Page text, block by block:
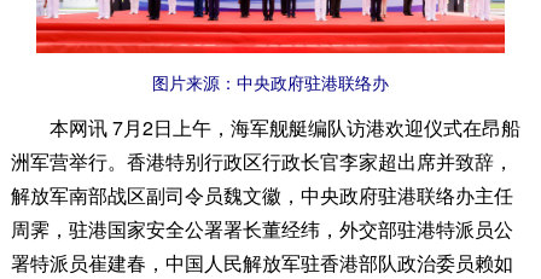
图片来源：中央政府驻港联络办
本网讯 7月2日上午，海军舰艇编队访港欢迎仪式在昂船
洲军营举行。香港特别行政区行政长官李家超出席并致辞，
解放军南部战区副司令员魏文徽，中央政府驻港联络办主任
周霁，驻港国家安全公署署长董经纬，外交部驻港特派员公
署特派员崔建春，中国人民解放军驻香港部队政治委员赖如